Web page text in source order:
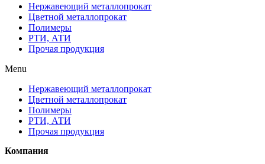
Нержавеющий металлопрокат
Цветной металлопрокат
Полимеры
РТИ, АТИ
Прочая продукция
Menu
Нержавеющий металлопрокат
Цветной металлопрокат
Полимеры
РТИ, АТИ
Прочая продукция
Компания